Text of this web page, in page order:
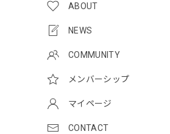
ABOUT
NEWS
COMMUNITY
メンバーシップ
マイページ
CONTACT